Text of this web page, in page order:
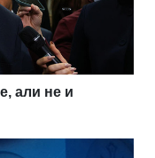
али не и